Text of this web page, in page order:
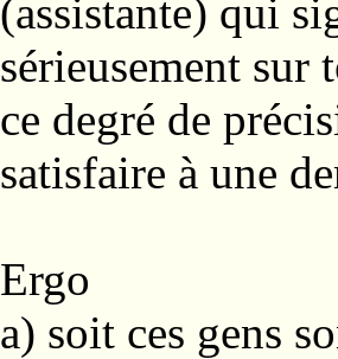
(assistante) qui
sérieusement sur
ce degré de
satisfaire à une
Ergo
a) soit ces gens